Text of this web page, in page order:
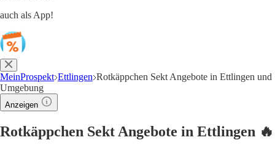
auch als App!
MeinProspekt Ettlingen Rotkäppchen Sekt Angebote in Ettlingen und
Umgebung
Anzeigen
Rotkäppchen Sekt Angebote in Ettlingen 🔥